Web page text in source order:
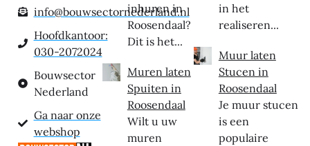
info@bouwsectornederland.nl
Hoofdkantoor:
030-2072024
Bouwsector
Nederland
Ga naar onze
webshop
inhuren in
Roosendaal?
Dit is het...
Muren laten
Spuiten in
Roosendaal
Wilt u uw
muren
in het
realiseren...
Muur laten
Stucen in
Roosendaal
Je muur stucen
is een
populaire